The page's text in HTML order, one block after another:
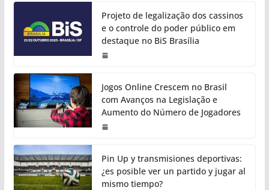
Projeto de legalização dos cassinos
e o controle do poder público em
destaque no BiS Brasília
Jogos Online Crescem no Brasil
com Avanços na Legislação e
Aumento do Número de Jogadores
Pin Up y transmisiones deportivas:
¿es posible ver un partido y jugar al
mismo tiempo?